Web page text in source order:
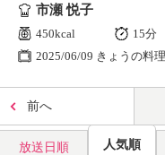
市瀬 悦子
450kcal
15分
2025/06/09 きょうの料
前へ
放送日順 人気順